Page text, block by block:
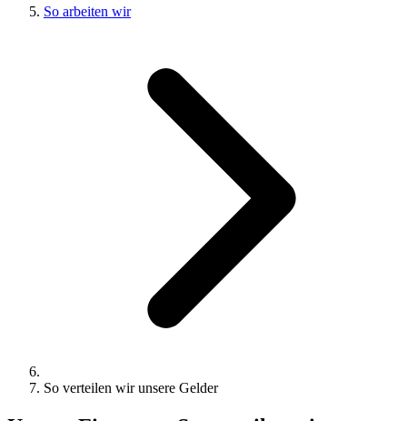
So arbeiten wir
So verteilen wir unsere Gelder